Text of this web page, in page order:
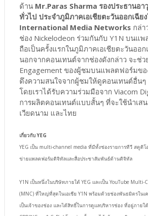
ด้านMr.Paras Sharma รองประธานอา
ทั่วไป ประจำภูมิภาคเอเชียตะวันออกเฉีย
International Media Networks กล่า
ช่อง Nickelodeon ร่วมกันกับ Y1N บนแ
ถือเป็นครั้งแรกในภูมิภาคเอเชียตะวันออก
นอกจากคอนเทนต์จากช่องดังกล่าว จะช่ว
Engagement ของผู้ชมบนแพลตฟอร์มขอ
ดึงความสนใจจากผู้ชมให้ดูคอนเทนต์อื่น
โดยเราได้รับความร่วมมือจาก Viacom
การผลิตคอนเทนต์แบบสั้นๆ ที่จะใช้นำเส
เวียดนาม และไทย
เกี่ยวกับ YEG
YEG เป็น multi-channel media ที่มีทั้งช่องรายการทีวี สตูดิ
ข่ายแพลตฟอร์มดิจิทัลและสื่อประชาสัมพันธ์ด้านดิจิทัล
Y1N เป็นหนึ่งในบริษัทภายใต้ YEG และเป็น YouTube Multi-
(MNC) ที่ใหญ่ที่สุดในเอเชีย Y1N พร้อมด้วยช่องพันธมิตรในเ
เป็นเจ้าของช่อง และได้สิทธิ์ในการดูแลบริหารช่อง ที่อยู่ภายใ